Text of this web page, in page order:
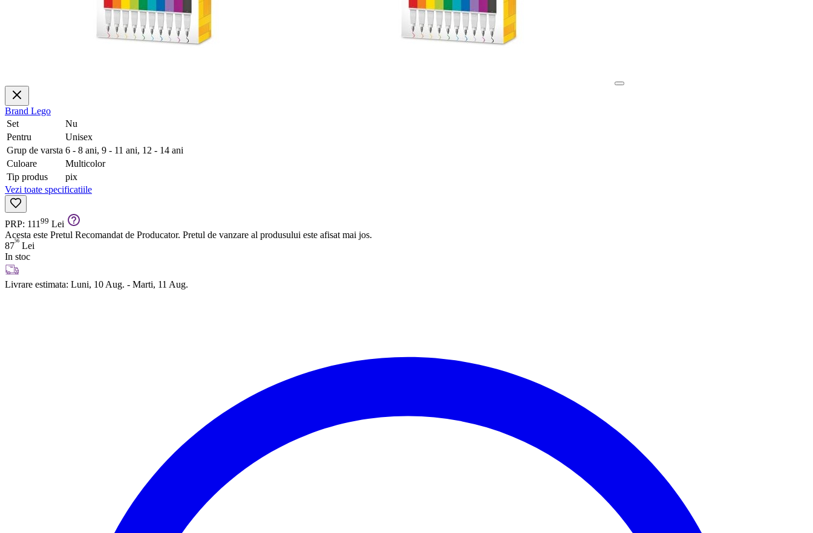
Brand Lego
Set
Nu
Pentru
Unisex
Grup de varsta 6 - 8 ani, 9 - 11 ani, 12 - 14 ani
Culoare
Multicolor
Tip produs
pix
Vezi toate specificatiile
PRP: 111 99 Lei
Acesta este Pretul Recomandat de Producator. Pretul de vanzare al produsului este afisat mai jos.
8756 Lei
In stoc
Livrare estimata: Luni, 10 Aug. - Marti, 11 Aug.